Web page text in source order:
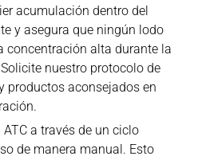
acumulación dentro del
y asegura que ningún lodo
concentración alta durante la
nuestro protocolo de
productos aconsejados en
a través de un ciclo
de manera manual. Esto